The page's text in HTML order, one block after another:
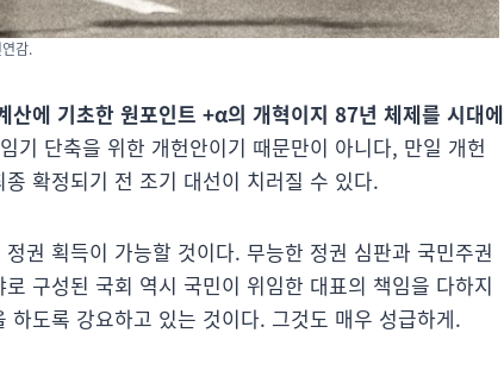
감.
산에 기초한 원포인트 +α의 개혁이지 87년 체제를 시대에
기 단축을 위한 개헌안이기 때문만이 아니다, 만일 개헌
확정되기 전 조기 대선이 치러질 수 있다.
권 획득이 가능할 것이다. 무능한 정권 심판과 국민주권
구성된 국회 역시 국민이 위임한 대표의 책임을 다하지
도록 강요하고 있는 것이다. 그것도 매우 성급하게.